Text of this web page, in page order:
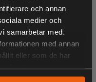
och annan
medier och
samarbetar med.
med annan
eller som de har